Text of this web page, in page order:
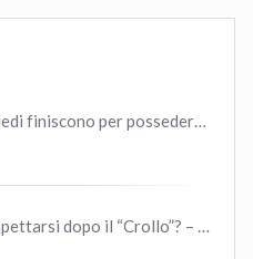
Le cose che possiedi finiscono per possedere te
BITCOIN cosa aspettarsi dopo il “Crollo”? – CryptoMonday NEWS w16/’21